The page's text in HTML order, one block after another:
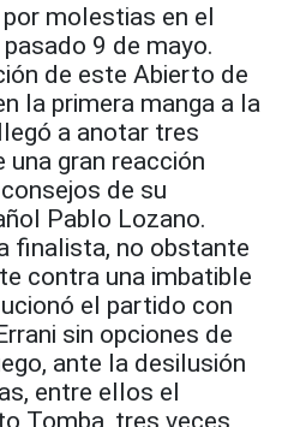
molestias en el
9 de mayo.
de este Abierto de
la primera manga a la
a anotar tres
una gran reacción
de su
Pablo Lozano.
finalista, no obstante
contra una imbatible
el partido con
sin opciones de
ante la desilusión
entre ellos el